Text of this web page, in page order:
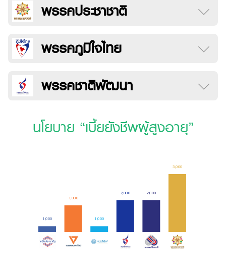
พรรคประชาชาติ
พรรคภูมิใจไทย
พรรคชาติพัฒนา
นโยบาย “เบี้ยยังชีพผู้สูงอายุ”
1,000
1,800
1,000
2,000 2,000
3,000